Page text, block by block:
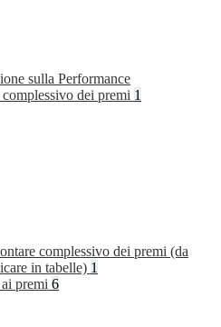
sulla Performance
dei premi 1
complessivo dei premi (da
in tabelle) 1
premi 6